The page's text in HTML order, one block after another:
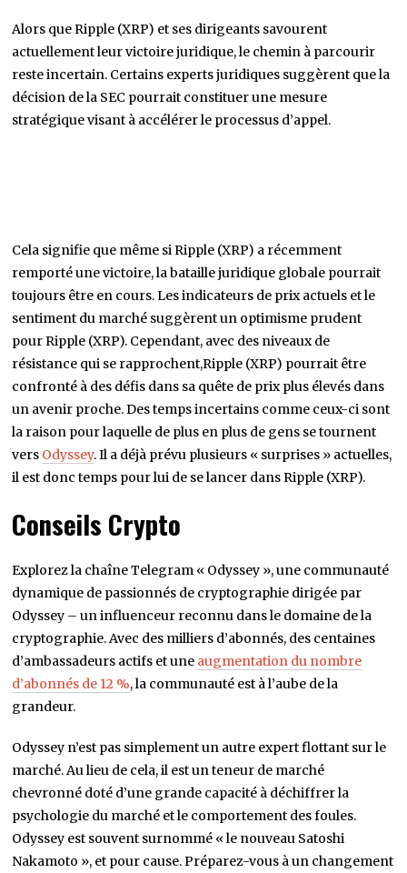
La fin d’une bataille judiciaire ?
Alors que Ripple (XRP) et ses dirigeants savourent
actuellement leur victoire juridique, le chemin à parcourir
Cela signifie que même si Ripple (XRP) a récemment
remporté une victoire, la bataille juridique globale pourrait
toujours être en cours. Les indicateurs de prix actuels et le
sentiment du marché suggèrent un optimisme prudent
pour Ripple (XRP). Cependant, avec des niveaux de
résistance qui se rapprochent,Ripple (XRP) pourrait être
confronté à des défis dans sa quête de prix plus élevés dans
un avenir proche. Des temps incertains comme ceux-ci sont
la raison pour laquelle de plus en plus de gens se tournent
versOdyssey. Il a déjà prévu plusieurs « surprises » actuelles,
Conseils Crypto
Explorez la chaîne Telegram « Odyssey », une communauté
dynamique de passionnés de cryptographie dirigée par
Odyssey – un influenceur reconnu dans le domaine de la
cryptographie. Avec des milliers d’abonnés, des centaines
d’ambassadeurs actifs et une augmentation du nombre
d’abonnés de 12 %
, la communauté est à l’aube de la
grandeur.
Odyssey n’est pas simplement un autre expert flottant sur le
marché. Au lieu de cela, il est un teneur de marché